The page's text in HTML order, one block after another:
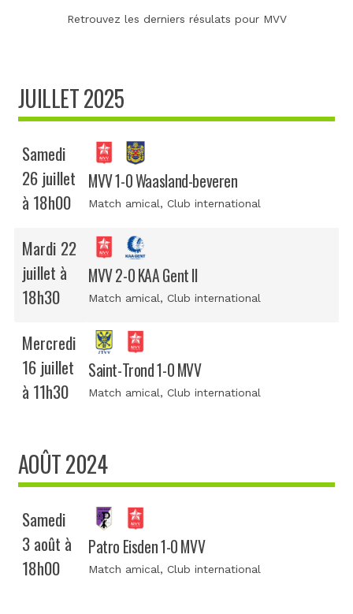
Retrouvez les derniers résulats pour MVV
JUILLET 2025
Samedi
26 juillet
à 18h00
MVV 1-0 Waasland-beveren
Match amical, Club international
Mardi 22
juillet à
18h30
MVV 2-0 KAA Gent II
Match amical, Club international
Mercredi
16 juillet
à 11h30
Saint-Trond 1-0 MVV
Match amical, Club international
AOÛT 2024
Samedi
3 août à
18h00
Patro Eisden 1-0 MVV
Match amical, Club international